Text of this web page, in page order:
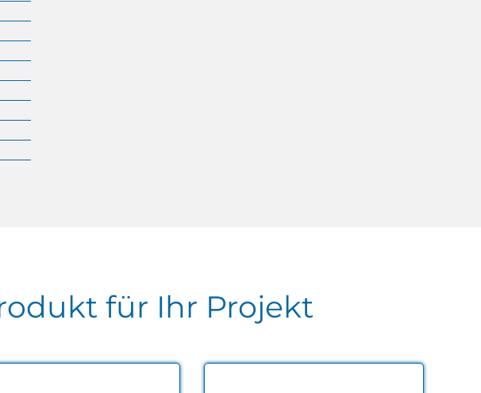
für Ihr Projekt